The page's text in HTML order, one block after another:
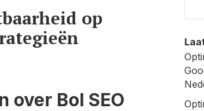
op
over Bol SEO